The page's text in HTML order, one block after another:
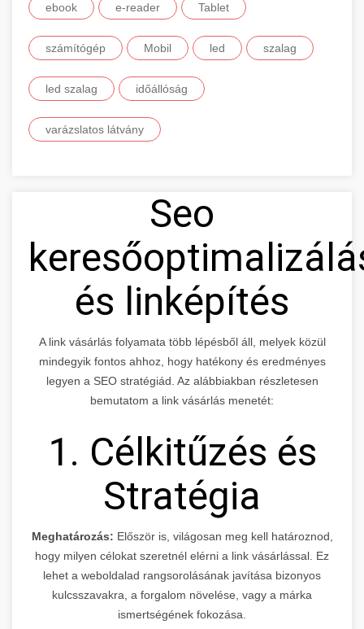
ebook e-reader Tablet
számítógép Mobil led szalag
led szalag időállóság
varázslatos látvány
Seo
és linképítés
A link vásárlás folyamata több lépésből áll, melyek közül
mindegyik fontos ahhoz, hogy hatékony és eredményes
legyen a SEO stratégiád. Az alábbiakban részletesen
bemutatom a link vásárlás menetét:
1. Célkitűzés és
Stratégia
Meghatározás: Először is, világosan meg kell határoznod,
hogy milyen célokat szeretnél elérni a link vásárlással. Ez
lehet a weboldalad rangsorolásának javítása bizonyos
kulcsszavakra, a forgalom növelése, vagy a márka
ismertségének fokozása.